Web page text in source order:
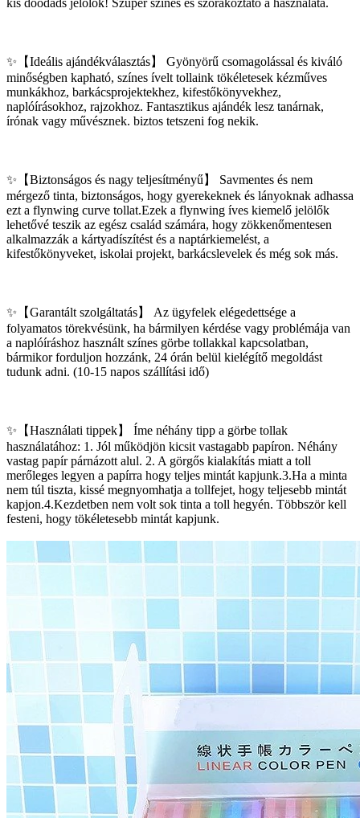
✨【Ideális ajándékválasztás】 Gyönyörű csomagolással és kiváló
minőségben kapható, színes ívelt tollaink tökéletesek kézműves
munkákhoz, barkácsprojektekhez, kifestőkönyvekhez,
naplóírásokhoz, rajzokhoz. Fantasztikus ajándék lesz tanárnak,
írónak vagy művésznek. biztos tetszeni fog nekik.
✨【Biztonságos és nagy teljesítményű】 Savmentes és nem
mérgező tinta, biztonságos, hogy gyerekeknek és lányoknak adhassa
ezt a flynwing curve tollat.Ezek a flynwing íves kiemelő jelölők
lehetővé teszik az egész család számára, hogy zökkenőmentesen
alkalmazzák a kártyadíszítést és a naptárkiemelést, a
kifestőkönyveket, iskolai projekt, barkácslevelek és még sok más.
✨【Garantált szolgáltatás】 Az ügyfelek elégedettsége a
folyamatos törekvésünk, ha bármilyen kérdése vagy problémája van
a naplóíráshoz használt színes görbe tollakkal kapcsolatban,
bármikor forduljon hozzánk, 24 órán belül kielégítő megoldást
tudunk adni. (10-15 napos szállítási idő)
✨【Használati tippek】 Íme néhány tipp a görbe tollak
használatához: 1. Jól működjön kicsit vastagabb papíron. Néhány
vastag papír párnázott alul. 2. A görgős kialakítás miatt a toll
merőleges legyen a papírra hogy teljes mintát kapjunk.3.Ha a minta
nem túl tiszta, kissé megnyomhatja a tollfejet, hogy teljesebb mintát
kapjon.4.Kezdetben nem volt sok tinta a toll hegyén. Többször kell
festeni, hogy tökéletesebb mintát kapjunk.